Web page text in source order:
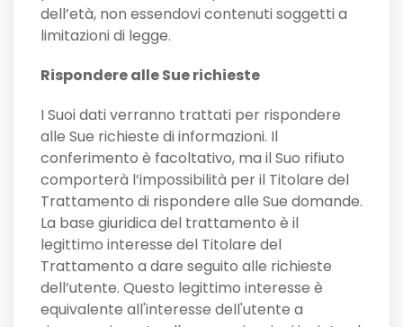
dell’età, non essendovi contenuti soggetti a
limitazioni di legge.
Rispondere alle Sue richieste
I Suoi dati verranno trattati per rispondere
alle Sue richieste di informazioni. Il
conferimento è facoltativo, ma il Suo rifiuto
comporterà l’impossibilità per il Titolare del
Trattamento di rispondere alle Sue domande.
La base giuridica del trattamento è il
legittimo interesse del Titolare del
Trattamento a dare seguito alle richieste
dell’utente. Questo legittimo interesse è
equivalente all'interesse dell'utente a